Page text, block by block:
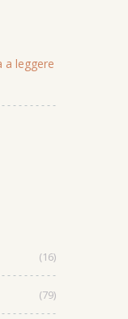
a leggere
(16)
(79)